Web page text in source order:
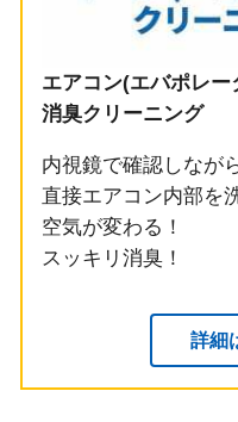
エアコン(エバポレー
消臭クリーニング
内視鏡で確認しながら
直接エアコン内部を
空気が変わる！
スッキリ消臭！
詳細